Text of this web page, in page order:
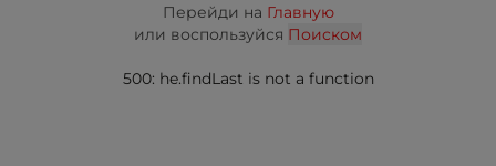
Перейди на Главную
или воспользуйся Поиском
500: he.findLast is not a function